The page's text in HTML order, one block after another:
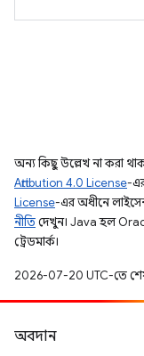
অন্য কিছু উল্লেখ না করা
Attribution 4.0 License-
License-এর অধীনে
নীতিদেখুন। Java হল
ট্রেডমার্ক।
2026-07-20 UTC-তে
অবদান